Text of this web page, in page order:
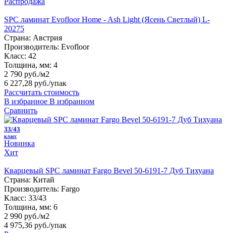
SPC ламинат Evofloor Home - Ash Light (Ясень Светлый) L-
20275
Страна: Австрия
Производитель: Evofloor
Класс: 42
Толщина, мм: 4
2 790 руб./м2
6 227,28 руб./упак
Рассчитать стоимость
В избранное В избранном
Сравнить
33/43
класс
Новинка
Хит
Кварцевый SPC ламинат Fargo Bevel 50-6191-7 Дуб Тихуана
Страна: Китай
Производитель: Fargo
Класс: 33/43
Толщина, мм: 6
2 990 руб./м2
4 975,36 руб./упак